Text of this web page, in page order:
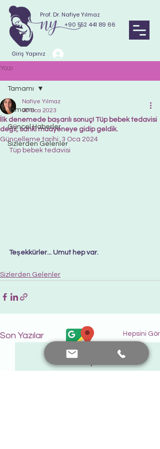
Prof. Dr. Nafiye Yılmaz
+90 552 441 89 66
Giriş Yapınız
Yazı
Tamamı
Güncel Haberler
Sizlerden Gelenler
Tamamı
İlk denemede başarılı sonuç! Tüp bebek tedavisi
değil, sanki muayeneye gidip geldik.
Nafiye Yılmaz
30 Oca 2023
Güncelleme tarihi: 3 Oca 2024
Tüp bebek tedavisi
Teşekkürler... Umut hep var.
Sizlerden Gelenler
Son Yazılar Hepsini Gör